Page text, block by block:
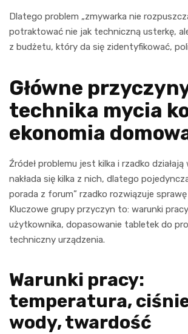
Dlatego problem „zmywarka nie
potraktować nie jak techniczną usterkę,
z budżetu, który da się zidentyfikować,
Główne
technika mycia
ekonomia
Źródeł problemu jest kilka i rzadko
nakłada się kilka z nich, dlatego
porada z forum” rzadko rozwiązuje sprawę
Kluczowe grupy przyczyn to: warunki
użytkownika, dopasowanie tabletek do
techniczny urządzenia.
Warunki pracy:
temperatura,
wody, twardość